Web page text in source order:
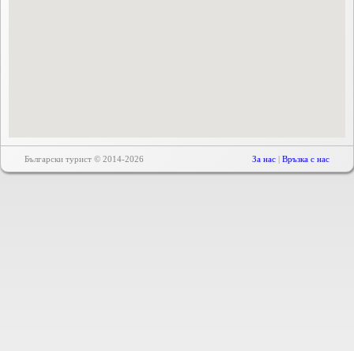
Български турист © 2014-2026 За нас | Връзка с нас